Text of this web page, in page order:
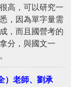
高，可以研究一
，因為單字量需
，而且國營考的
分，與國文一
）老師、劉承